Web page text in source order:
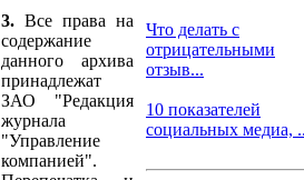
3. Все права на
содержание
данного архива
принадлежат
ЗАО "Редакция
журнала
"Управление
компанией".
Что делать с
отрицательными
отзыв...
10 показателей
социальных медиа,